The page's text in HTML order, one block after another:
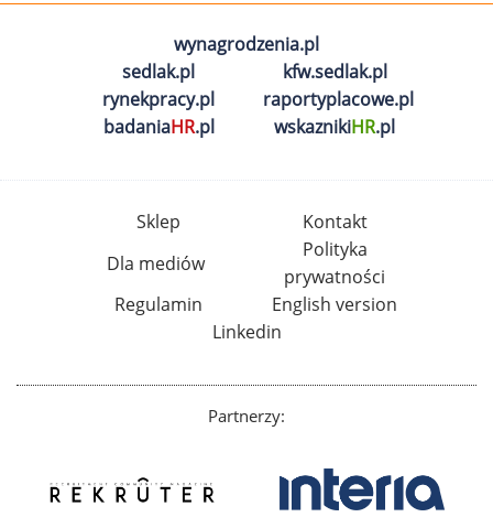
wynagrodzenia.pl
sedlak.pl
kfw.sedlak.pl
rynekpracy.pl
raportyplacowe.pl
badaniaHR.pl wskaznikiHR.pl
Sklep
Kontakt
Dla mediów
Polityka
prywatności
Regulamin
English version
Linkedin
Partnerzy: